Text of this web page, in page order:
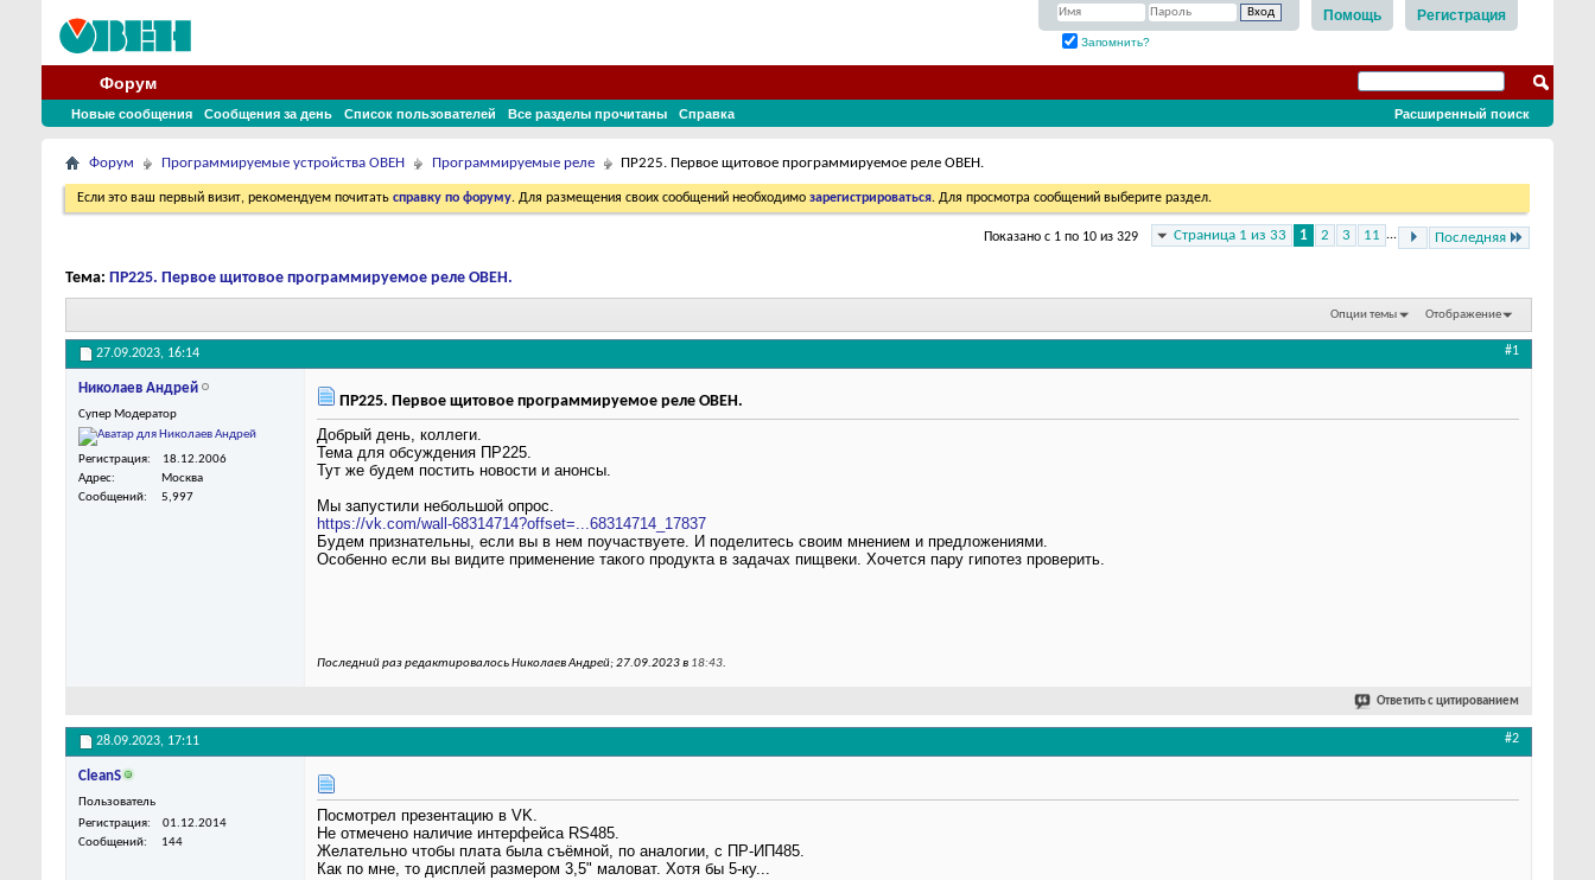
Регистрация
Помощь
Запомнить?
Форум
Новые сообщения Сообщения за день Список пользователей Все разделы прочитаны Справка Расширенный поиск
Форум Программируемые устройства ОВЕН Программируемые реле ПР225. Первое щитовое программируемое реле ОВЕН.
Если это ваш первый визит, рекомендуем почитать справку по форуму. Для размещения своих сообщений необходимо зарегистрироваться. Для просмотра сообщений выберите раздел.
Страница 1 из 33 1 2 3 11 ... Последняя
Показано с 1 по 10 из 329
Тема: ПР225. Первое щитовое программируемое реле ОВЕН.
Опции темы Отображение
27.09.2023, 16:14 #1
Николаев Андрей
Супер Модератор
Регистрация
18.12.2006
Адрес
Москва
Сообщений
5,997
ПР225. Первое щитовое программируемое реле ОВЕН.
Добрый день, коллеги.
Тема для обсуждения ПР225.
Тут же будем постить новости и анонсы.
Мы запустили небольшой опрос.
https://vk.com/wall-68314714?offset=...68314714_17837
Будем признательны, если вы в нем поучаствуете. И поделитесь своим мнением и предложениями.
Особенно если вы видите применение такого продукта в задачах пищвеки. Хочется пару гипотез проверить.
Последний раз редактировалось Николаев Андрей; 27.09.2023 в 18:43.
Ответить с цитированием
28.09.2023, 17:11 #2
CleanS
Пользователь
Регистрация
01.12.2014
Сообщений
144
Посмотрел презентацию в VK.
Не отмечено наличие интерфейса RS485.
Желательно чтобы плата была съёмной, по аналогии, с ПР-ИП485.
Как по мне, то дисплей размером 3,5" маловат. Хотя бы 5-ку...